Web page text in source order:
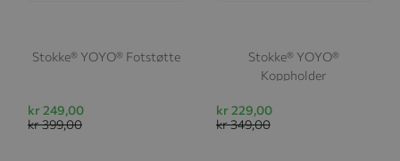
Stokke® YOYO® Fotstøtte
kr 249,00
kr 399,00
Stokke® YOYO®
Koppholder
kr 229,00
kr 349,00